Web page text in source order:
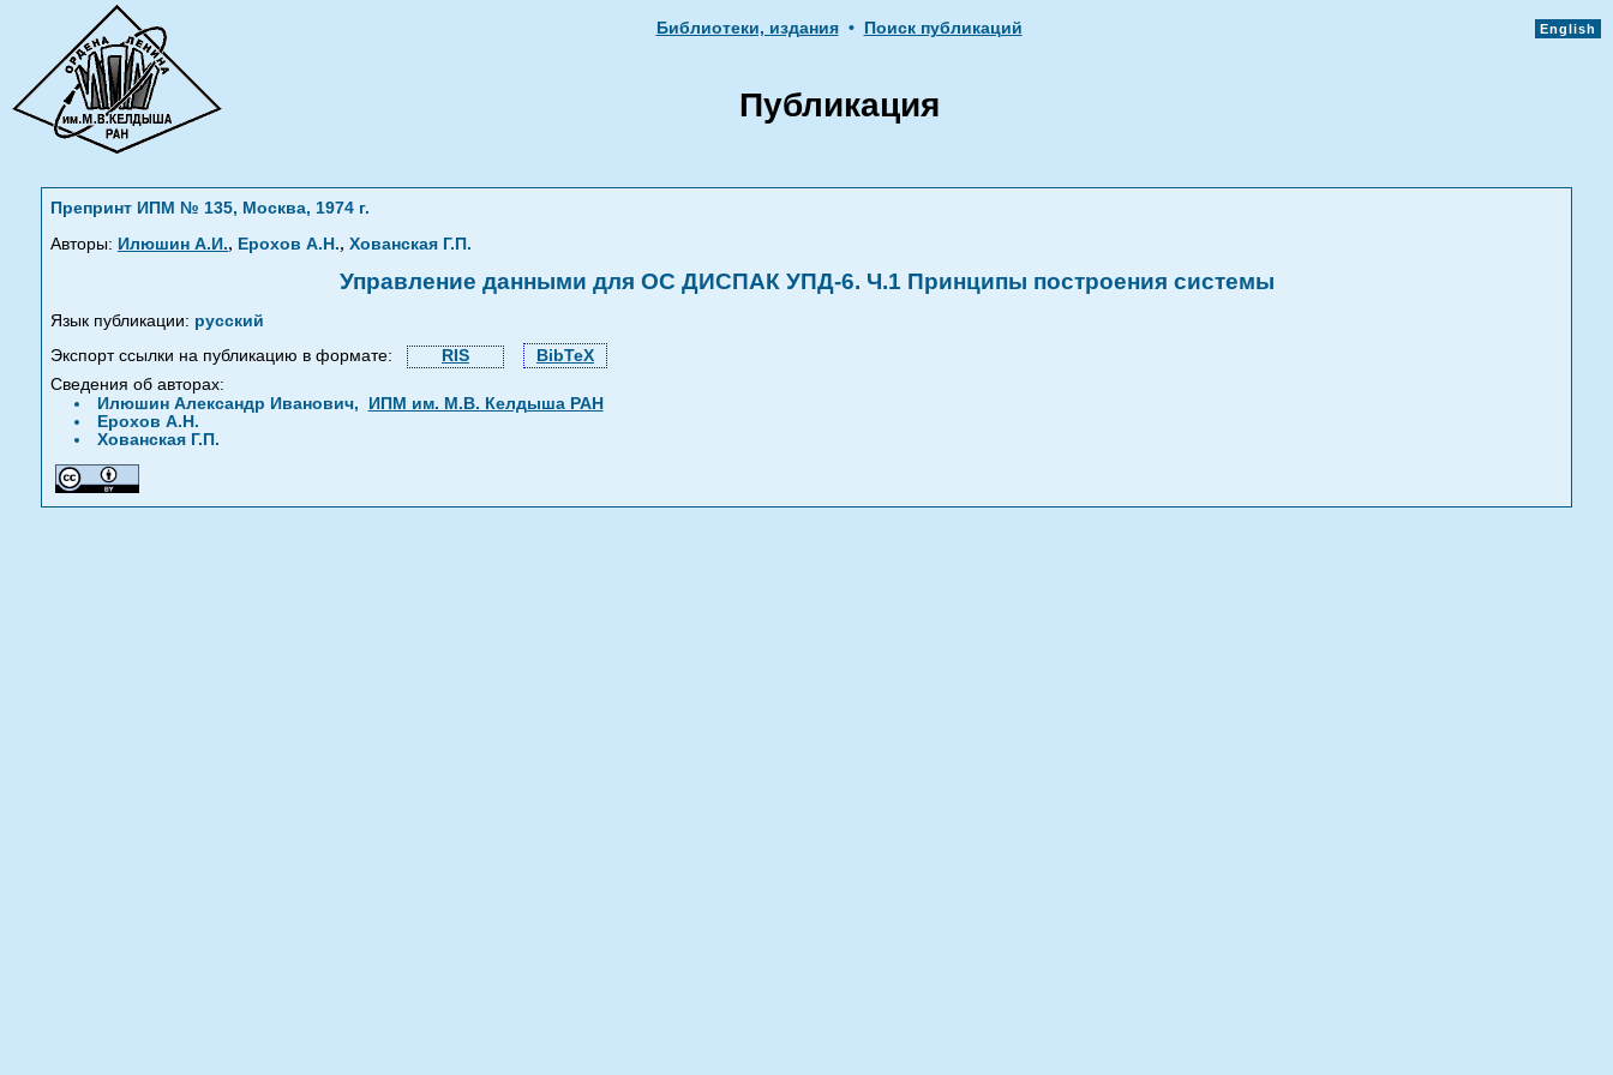
Библиотеки, издания • Поиск публикаций English
Публикация
Препринт ИПМ № 135, Москва, 1974 г.
Авторы: Илюшин А.И., Ерохов А.Н., Хованская Г.П.
Управление данными для ОС ДИСПАК УПД-6. Ч.1 Принципы построения системы
Язык публикации: русский
Экспорт ссылки на публикацию в формате:
RIS
BibTeX
Сведения об авторах:
Илюшин Александр Иванович,
ИПМ им. М.В. Келдыша РАН
Ерохов А.Н.
Хованская Г.П.